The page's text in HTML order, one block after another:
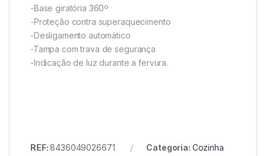
-Base giratória 360º
-Proteção contra superaquecimento
-Desligamento automático
-Tampa com trava de segurança
-Indicação de luz durante a fervura.
REF:8436049026671 Categoria: Cozinha